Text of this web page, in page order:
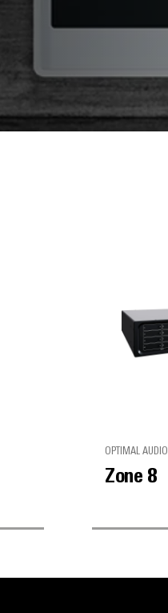
OPTIMAL AUDIO
Zone 8